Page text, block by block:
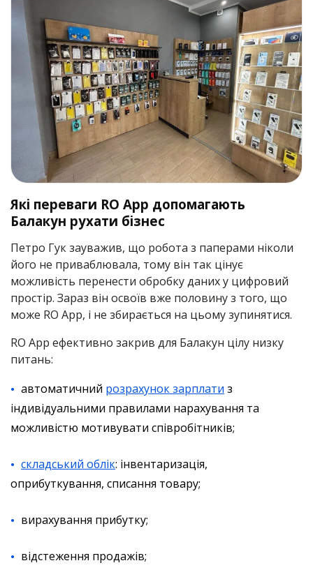
Які переваги RO App допомагають
Балакун рухати бізнес
Петро Гук зауважив, що робота з паперами ніколи
його не приваблювала, тому він так цінує
можливість перенести обробку даних у цифровий
простір. Зараз він освоїв вже половину з того, що
може RO App, і не збирається на цьому зупинятися.
RO App ефективно закрив для Балакун цілу низку
питань:
автоматичний розрахунок зарплати з
індивідуальними правилами нарахування та
можливістю мотивувати співробітників;
складський облік: інвентаризація,
оприбуткування, списання товару;
вирахування прибутку;
відстеження продажів;